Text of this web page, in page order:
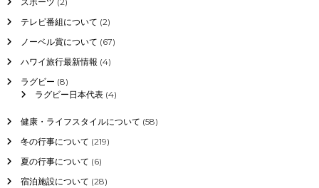
テレビ番組について (2)
ノーベル賞について (67)
ハワイ旅行最新情報 (4)
ラグビー (8)
ラグビー日本代表(4)
健康・ライフスタイルについて (58)
冬の行事について (219)
夏の行事について (6)
宿泊施設について (28)